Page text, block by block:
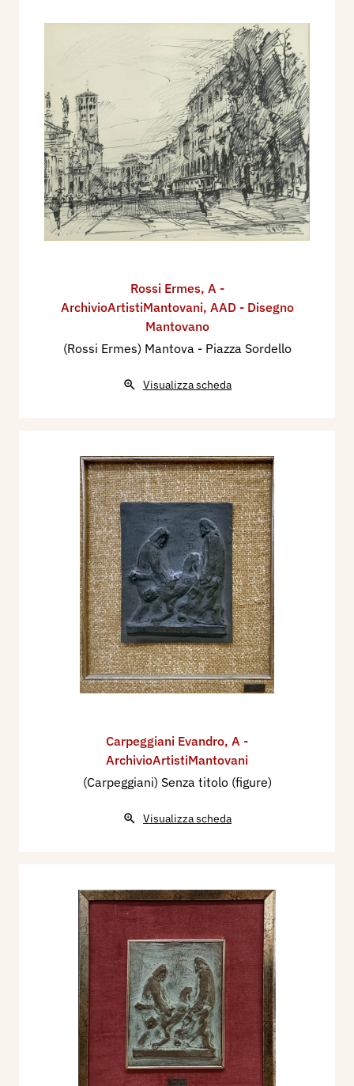
Rossi Ermes, A -
ArchivioArtistiMantovani, AAD - Disegno
Mantovano
(Rossi Ermes) Mantova - Piazza Sordello
Visualizza scheda
Carpeggiani Evandro, A -
ArchivioArtistiMantovani
(Carpeggiani) Senza titolo (figure)
Visualizza scheda